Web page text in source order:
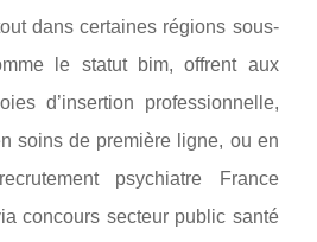
dans certaines régions sous-
le statut bim, offrent aux
d’insertion professionnelle,
soins de première ligne, ou en
psychiatre France
concours secteur public santé